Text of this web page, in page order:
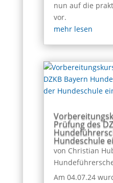
nun auf die
vor.
mehr lesen
Prüfung des
Hundeschule
von Christian
Am 04.07.24